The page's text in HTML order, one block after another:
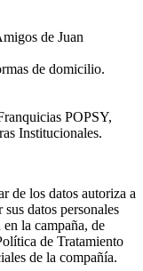
de Juan
de domicilio.
POPSY,
Institucionales.
de los datos autoriza a
datos personales
la campaña, de
de Tratamiento
de la compañía.